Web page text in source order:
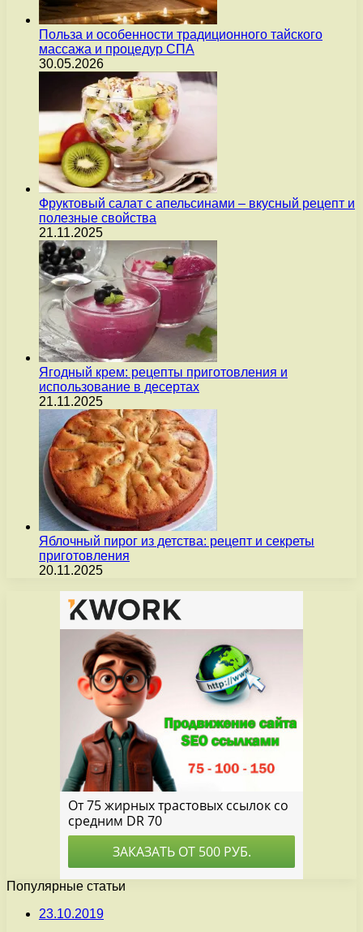
Польза и особенности традиционного тайского
массажа и процедур СПА
30.05.2026
Фруктовый салат с апельсинами – вкусный рецепт и
полезные свойства
21.11.2025
Ягодный крем: рецепты приготовления и
использование в десертах
21.11.2025
Яблочный пирог из детства: рецепт и секреты
приготовления
20.11.2025
Популярные статьи
23.10.2019